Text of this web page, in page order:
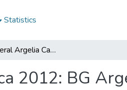
Statistics
Balance General Argelia Cauca 2012: BG Argelia Cauca 2012
2012: BG